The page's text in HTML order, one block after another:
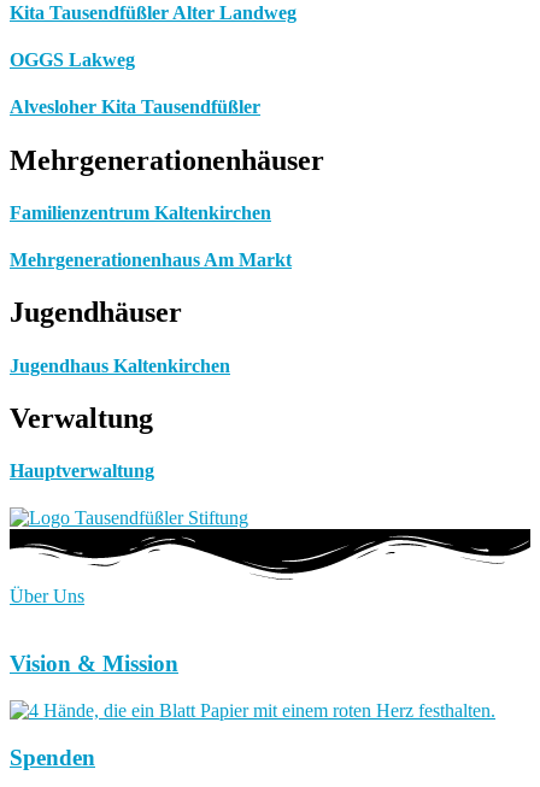
Kita Tausendfüßler Alter Landweg
OGGS Lakweg
Alvesloher Kita Tausendfüßler
Mehrgenerationenhäuser
Familienzentrum Kaltenkirchen
Mehrgenerationenhaus Am Markt
Jugendhäuser
Jugendhaus Kaltenkirchen
Verwaltung
Hauptverwaltung
Über Uns
Vision & Mission
Spenden